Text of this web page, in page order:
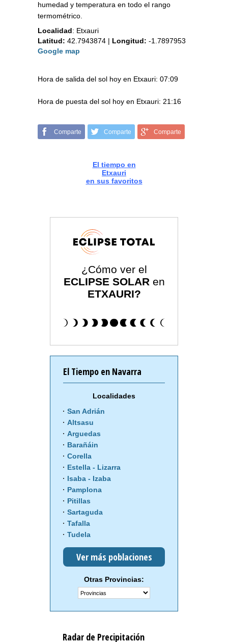
humedad y temperatura en todo el rango
termométrico.
Localidad: Etxauri
Latitud: 42.7943874 | Longitud: -1.7897953
Google map
Hora de salida del sol hoy en Etxauri: 07:09
Hora de puesta del sol hoy en Etxauri: 21:16
Comparte Comparte Comparte
El tiempo en
Etxauri
en sus favoritos
¿Cómo ver el
ECLIPSE SOLAR en
ETXAURI?
El Tiempo en Navarra
Localidades
San Adrián
Altsasu
Arguedas
Barañáin
Corella
Estella - Lizarra
Isaba - Izaba
Pamplona
Pitillas
Sartaguda
Tafalla
Tudela
Ver más poblaciones
Otras Provincias:
Radar de Precipitación